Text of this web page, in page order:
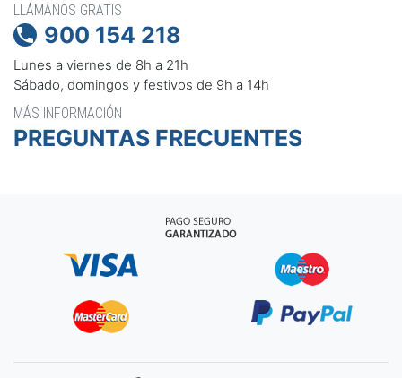
LLÁMANOS GRATIS
 900 154 218
Lunes a viernes de 8h a 21h
Sábado, domingos y festivos de 9h a 14h
MÁS INFORMACIÓN
PREGUNTAS FRECUENTES